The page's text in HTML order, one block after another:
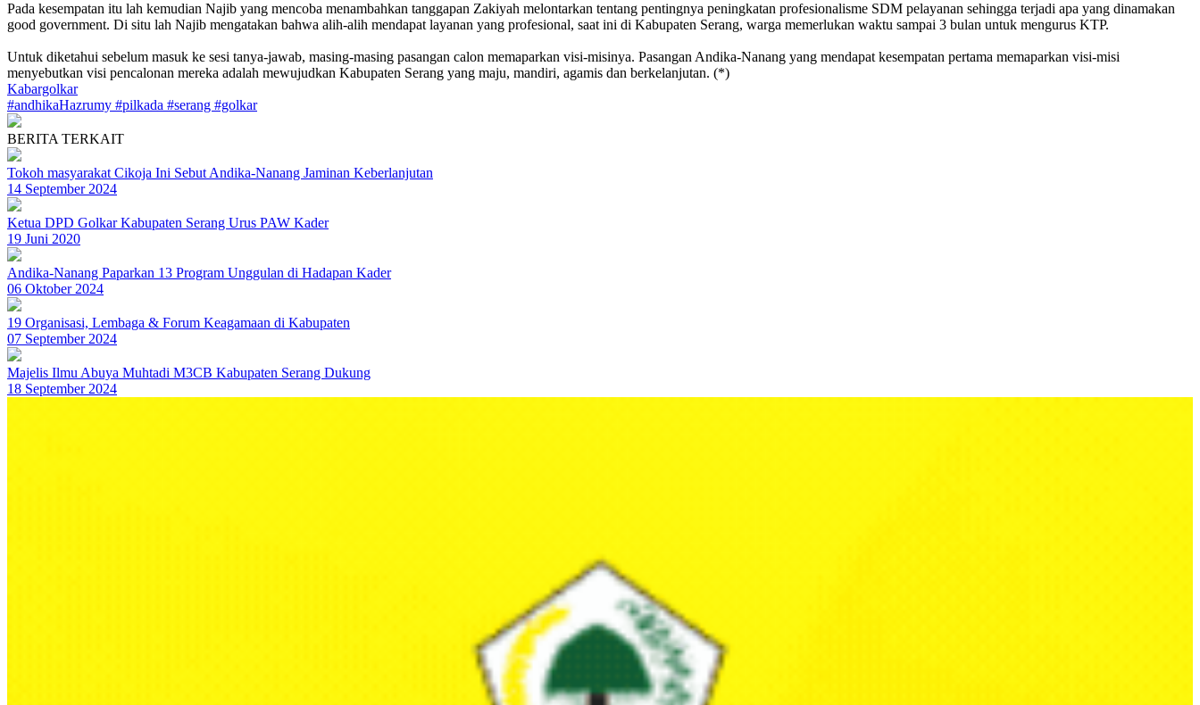
Pada kesempatan itu lah kemudian Najib yang mencoba menambahkan tanggapan Zakiyah melontarkan tentang pentingnya peningkatan profesionalisme SDM pelayanan sehingga terjadi apa yang dinamakan
good government. Di situ lah Najib mengatakan bahwa alih-alih mendapat layanan yang profesional, saat ini di Kabupaten Serang, warga memerlukan waktu sampai 3 bulan untuk mengurus KTP.
Untuk diketahui sebelum masuk ke sesi tanya-jawab, masing-masing pasangan calon memaparkan visi-misinya. Pasangan Andika-Nanang yang mendapat kesempatan pertama memaparkan visi-misi
menyebutkan visi pencalonan mereka adalah mewujudkan Kabupaten Serang yang maju, mandiri, agamis dan berkelanjutan. (*)
Kabargolkar
#andhikaHazrumy #pilkada #serang #golkar
BERITA TERKAIT
Tokoh masyarakat Cikoja Ini Sebut Andika-Nanang Jaminan Keberlanjutan
14 September 2024
Ketua DPD Golkar Kabupaten Serang Urus PAW Kader
19 Juni 2020
Andika-Nanang Paparkan 13 Program Unggulan di Hadapan Kader
06 Oktober 2024
19 Organisasi, Lembaga & Forum Keagamaan di Kabupaten
07 September 2024
Majelis Ilmu Abuya Muhtadi M3CB Kabupaten Serang Dukung
18 September 2024